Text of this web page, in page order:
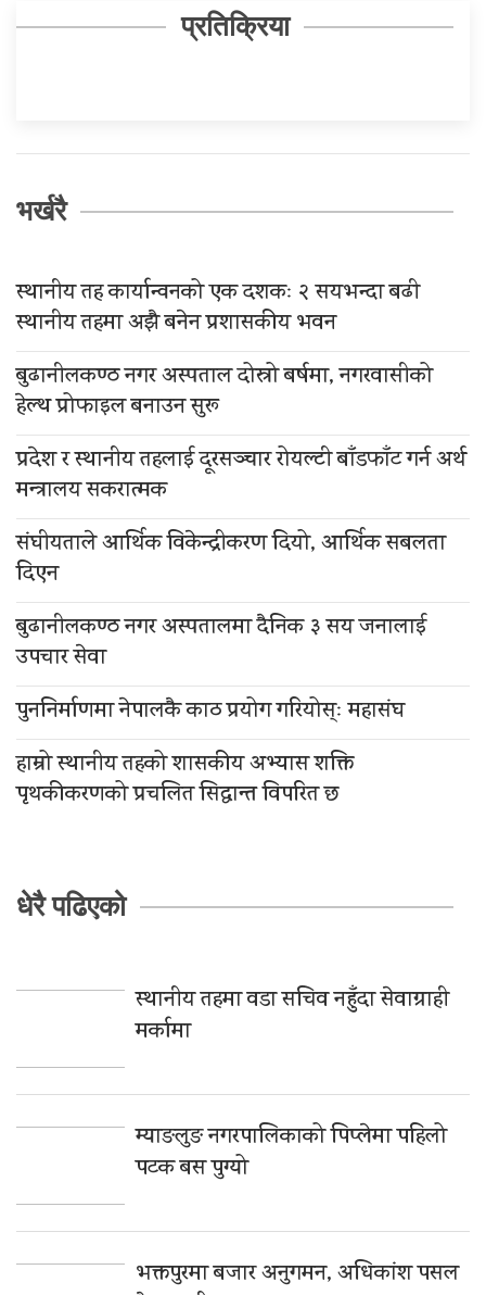
प्रतिक्रिया
भर्खरै
स्थानीय तह कार्यान्वनको एक दशकः २ सयभन्दा बढी
स्थानीय तहमा अझै बनेन प्रशासकीय भवन
बुढानीलकण्ठ नगर अस्पताल दोस्रो बर्षमा, नगरवासीको
हेल्थ प्रोफाइल बनाउन सुरू
प्रदेश र स्थानीय तहलाई दूरसञ्चार रोयल्टी बाँडफाँट गर्न अर्थ
मन्त्रालय सकरात्मक
संघीयताले आर्थिक विकेन्द्रीकरण दियो, आर्थिक सबलता
दिएन
बुढानीलकण्ठ नगर अस्पतालमा दैनिक ३ सय जनालाई
उपचार सेवा
पुननिर्माणमा नेपालकै काठ प्रयोग गरियोस्ः महासंघ
हाम्रो स्थानीय तहको शासकीय अभ्यास शक्ति
पृथकीकरणको प्रचलित सिद्धान्त विपरित छ
धेरै पढिएको
स्थानीय तहमा वडा सचिव नहुँदा सेवाग्राही
मर्कामा
म्याङलुङ नगरपालिकाको पिप्लेमा पहिलो
पटक बस पुग्यो
भक्तपुरमा बजार अनुगमन, अधिकांश पसल